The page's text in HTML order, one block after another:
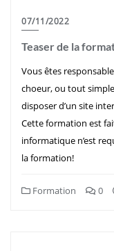
07/11/2022
Teaser de la
Vous êtes
choeur, ou tout
disposer d’un site
Cette formation est
informatique n’est
la formation!
Formation 0